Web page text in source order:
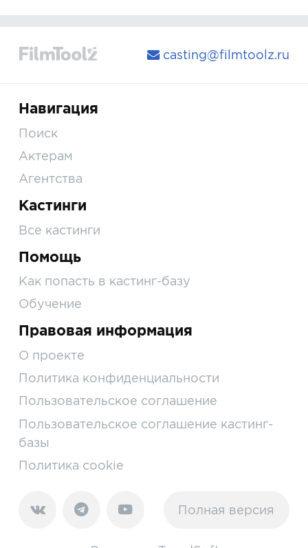
casting@filmtoolz.ru
Навигация
Поиск
Актерам
Агентства
Кастинги
Все кастинги
Помощь
Как попасть в кастинг-базу
Обучение
Правовая информация
О проекте
Политика конфиденциальности
Пользовательское соглашение
Пользовательское соглашение кастинг-
базы
Политика cookie
Полная версия